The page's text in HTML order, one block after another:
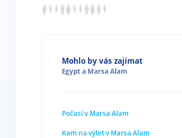
Mohlo by vás zajímat
Egypta Marsa Alam
Počasí v Marsa Alam
Kam na výlet v Marsa Alam